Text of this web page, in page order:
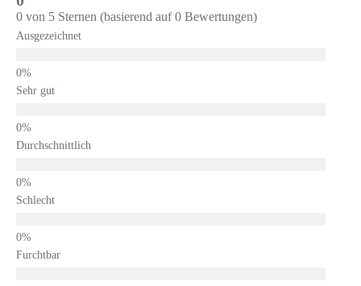
0 von 5 Sternen (basierend auf 0 Bewertungen)
Ausgezeichnet
Sehr gut
Durchschnittlich
Schlecht
Furchtbar